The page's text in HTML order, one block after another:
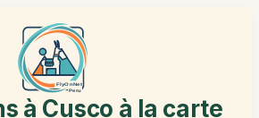
à Cusco à la carte